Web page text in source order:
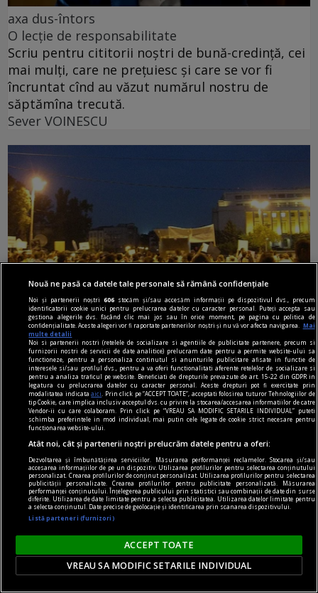
axa dus-întors
O lecție de responsabilitate
Scriu pentru cititorii noștri de bună-credință, cei
mai mulți, care ne prețuiesc și care se vor fi
încruntat cînd au văzut numărul nostru de
săptămîna trecută.
Sever VOINESCU
viața de capital
Cînd economia de piață s-a pierdut printre
proteste
Întrebarea este: pînă unde vor merge încălcările
principiilor economiei de piață și cele privind
funcționarea Uniunii Europene?
Constantin RUDNIŢCHI
Nouă ne pasă ca datele tale personale să rămână confidențiale
Noi și partenerii noștri606 stocăm și/sau accesăm informații pe dispozitivul dvs., precum
identificatorii cookie unici pentru prelucrarea datelor cu caracter personal. Puteți accepta sau
gestiona alegerile dvs. făcând clic mai jos sau în orice moment, pe pagina cu politica de
confidențialitate. Aceste alegeri vor fi raportate partenerilor noștri și nu vă vor afecta navigarea.
Mai
multe detalii
Noi si partenerii nostri (retelele de socializare si agentiile de publicitate partenere, precum si
furnizorii nostri de servicii de date analitice) prelucram date pentru a permite website-ului sa
functioneze, pentru a personaliza continutul si anunturile publicitare afisate in functie de
interesele si/sau profilul dvs., pentru a va oferi functionalitati aferente retelelor de socializare si
pentru a analiza traficul pe website. Beneficiati de drepturile prevazute de art. 15-22 din GDPR in
legatura cu prelucrarea datelor cu caracter personal. Aceste drepturi pot fi exercitate prin
modalitatea indicataaici
. Prin click pe “ACCEPT TOATE”, acceptati folosirea tuturor Tehnologiilor de
tip Cookie, care implica inclusiv acceptul dvs. cu privire la stocarea/accesarea informatiilor de catre
Vendor-ii cu care colaboram. Prin click pe “VREAU SA MODIFIC SETARILE INDIVIDUAL” puteti
schimba preferintele in mod individual, mai putin cele legate de cookie strict necesare pentru
functionarea website-ului.
Atât noi, cât și partenerii noștri prelucrăm datele pentru a oferi:
Dezvoltarea și îmbunătățirea serviciilor. Măsurarea performanței reclamelor. Stocarea și/sau
accesarea informațiilor de pe un dispozitiv. Utilizarea profilurilor pentru selectarea conținutului
personalizat. Crearea profilurilor de conținut personalizat. Utilizarea profilurilor pentru selectarea
publicității personalizate. Crearea profilurilor pentru publicitate personalizată. Măsurarea
performanței conținutului. Înțelegerea publicului prin statistici sau combinații de date din surse
diferite. Utilizarea de date limitate pentru a selecta publicitatea. Utilizarea datelor limitate pentru
a selecta conținutul. Date precise de geolocație și identificarea prin scanarea dispozitivului.
Listă parteneri (furnizori)
ACCEPT TOATE
VREAU SA MODIFIC SETARILE INDIVIDUAL